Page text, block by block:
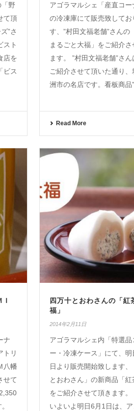
野
て頂
”さ
スト
店を
ビス
アゴラマルシェ「産直コ
の冷凍庫にて販売致してお
す、”村田文福老舗”さんの
まるごと大福」をご紹介
ます。 ”村田文福老舗”さ
ご紹介させて頂いた通り
洲市の名店です。看板商
Read More
ナ
トリ
八幡
せて
四万十とおわさんの「紅
福」
2014年2月11日
アゴラマルシェ内「特選品
ー・冷凍ケース」にて、
日より販売開始致します
とおわさん」の新商品「
をご紹介させて頂きます。
いよいよ明日6月1日は、